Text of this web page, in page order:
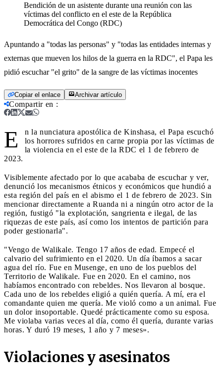
Bendición de un asistente durante una reunión con las
víctimas del conflicto en el este de la República
Democrática del Congo (RDC)
Apuntando a "todas las personas" y "todas las entidades internas y
externas que mueven los hilos de la guerra en la RDC", el Papa les
pidió escuchar "el grito" de la sangre de las víctimas inocentes
Copiar el enlace Archivar artículo
Compartir en :
E
n la nunciatura apostólica de Kinshasa, el Papa escuchó
los horrores sufridos en carne propia por las víctimas de
la violencia en el este de la RDC el 1 de febrero de
2023.
Visiblemente afectado por lo que acababa de escuchar y ver,
denunció los mecanismos étnicos y económicos que hundió a
esta región del país en el abismo el 1 de febrero de 2023. Sin
mencionar directamente a Ruanda ni a ningún otro actor de la
región, fustigó "la explotación, sangrienta e ilegal, de las
riquezas de este país, así como los intentos de partición para
poder gestionarla".
"Vengo de Walikale. Tengo 17 años de edad. Empecé el
calvario del sufrimiento en el 2020. Un día íbamos a sacar
agua del río. Fue en Musenge, en uno de los pueblos del
Territorio de Walikale. Fue en 2020. En el camino, nos
habíamos encontrado con rebeldes. Nos llevaron al bosque.
Cada uno de los rebeldes eligió a quién quería. A mí, era el
comandante quien me quería. Me violó como a un animal. Fue
un dolor insoportable. Quedé prácticamente como su esposa.
Me violaba varias veces al día, como él quería, durante varias
horas. Y duró 19 meses, 1 año y 7 meses».
Violaciones y asesinatos